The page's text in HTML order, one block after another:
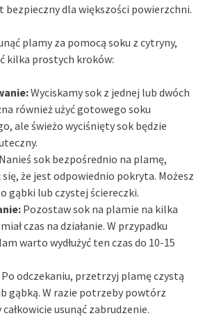
bezpieczny dla większości powierzchni.
plamy za pomocą soku z cytryny,
kilka prostych kroków:
Wyciskamy sok z jednej lub dwóch
również użyć gotowego soku
ale świeżo wyciśnięty sok będzie
Nanieś sok bezpośrednio na plamę,
że jest odpowiednio pokryta. Możesz
gąbki lub czystej ściereczki.
Pozostaw sok na plamie na kilka
czas na działanie. W przypadku
warto wydłużyć ten czas do 10-15
Po odczekaniu, przetrzyj plamę czystą
gąbką. W razie potrzeby powtórz
całkowicie usunąć zabrudzenie.